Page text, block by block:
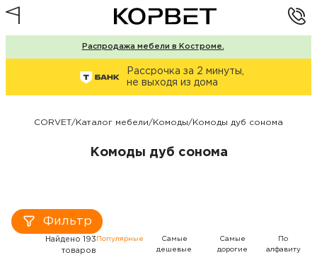
Распродажа мебели в Костроме.
Рассрочка за 2 минуты,
не выходя из дома
CORVET/Каталог мебели/Комоды/Комоды дуб сонома
Комоды дуб сонома
Фильтр
Найдено 193
товаров
Популярные
Самые
дешевые
Самые
дорогие
По
алфавиту